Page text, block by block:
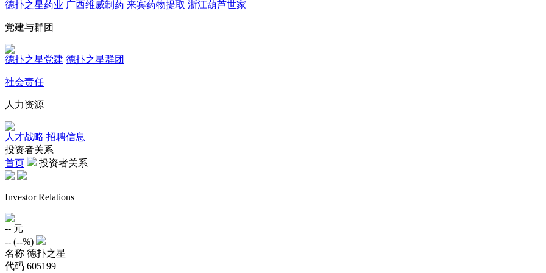
德扑之星药业 广西维威制药 来宾药物提取 浙江葫芦世家
党建与群团
德扑之星党建 德扑之星群团
社会责任
人力资源
人才战略 招聘信息
投资者关系
首页
投资者关系
Investor Relations
-- 元
-- (--%)
名称 德扑之星
代码 605199